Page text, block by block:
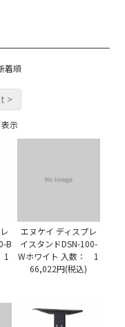
着順
>
表示
B
1
エヌケイ ディスプレ
イスタンドDSN-100-
Wホワイト 入数： 1
66,022円(税込)